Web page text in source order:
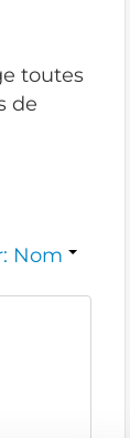
toutes
de
Nom